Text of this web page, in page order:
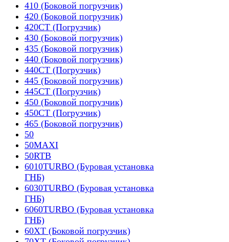
410 (Боковой погрузчик)
420 (Боковой погрузчик)
420CT (Погрузчик)
430 (Боковой погрузчик)
435 (Боковой погрузчик)
440 (Боковой погрузчик)
440CT (Погрузчик)
445 (Боковой погрузчик)
445CT (Погрузчик)
450 (Боковой погрузчик)
450CT (Погрузчик)
465 (Боковой погрузчик)
50
50MAXI
50RTB
6010TURBO (Буровая установка
ГНБ)
6030TURBO (Буровая установка
ГНБ)
6060TURBO (Буровая установка
ГНБ)
60XT (Боковой погрузчик)